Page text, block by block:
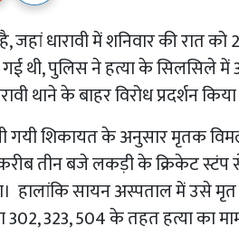
धारावी में शनिवार की रात को
थी, पुलिस ने हत्या के सिलसिले में
थाने के बाहर विरोध प्रदर्शन किया
गयी शिकायत के अनुसार मृतक
तीन बजे लकड़ी के क्रिकेट
हालांकि सायन अस्पताल में उसे मृत
323, 504 के तहत हत्या का